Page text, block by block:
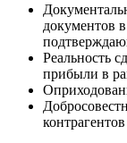
документов
Реальность
прибыли в